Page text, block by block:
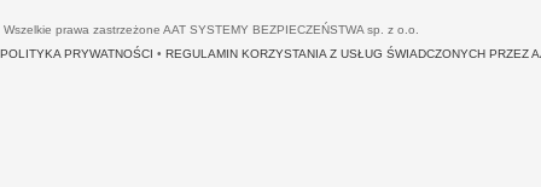
Wszelkie prawa zastrzeżone AAT SYSTEMY BEZPIECZEŃSTWA sp. z o.o.
POLITYKA PRYWATNOŚCI • REGULAMIN KORZYSTANIA Z USŁUG ŚWIADCZONYCH PRZEZ